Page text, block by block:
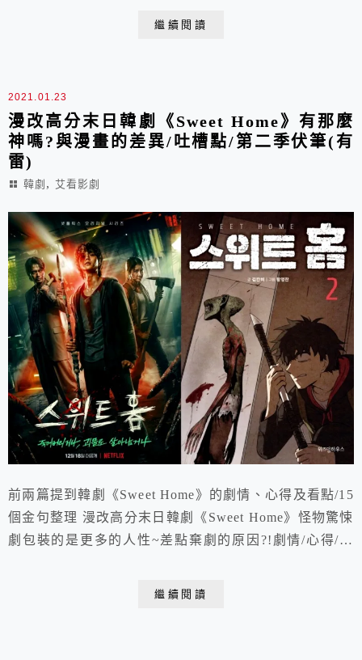
繼續閱讀
2021.01.23
漫改高分末日韓劇《Sweet Home》有那麼
神嗎?與漫畫的差異/吐槽點/第二季伏筆(有
雷)
韓劇 , 艾看影劇
前兩篇提到韓劇《Sweet Home》的劇情、心得及看點/15
個金句整理 漫改高分末日韓劇《Sweet Home》怪物驚悚
劇包裝的是更多的人性~差點棄劇的原因?!劇情/心得/看
繼續閱讀